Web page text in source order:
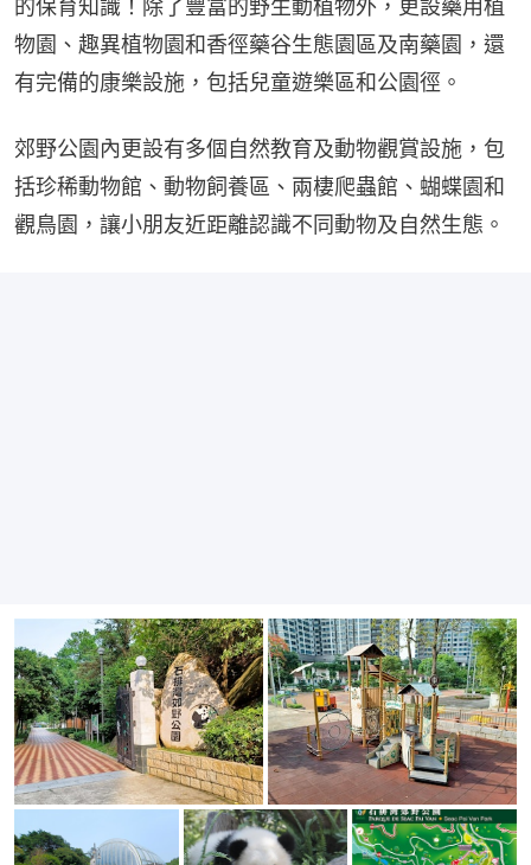
的保育知識！除了豐富的野生動植物外，更設藥用植
物園、趣異植物園和香徑藥谷生態園區及南藥園，還
有完備的康樂設施，包括兒童遊樂區和公園徑。
郊野公園內更設有多個自然教育及動物觀賞設施，包
括珍稀動物館、動物飼養區、兩棲爬蟲館、蝴蝶園和
觀鳥園，讓小朋友近距離認識不同動物及自然生態。